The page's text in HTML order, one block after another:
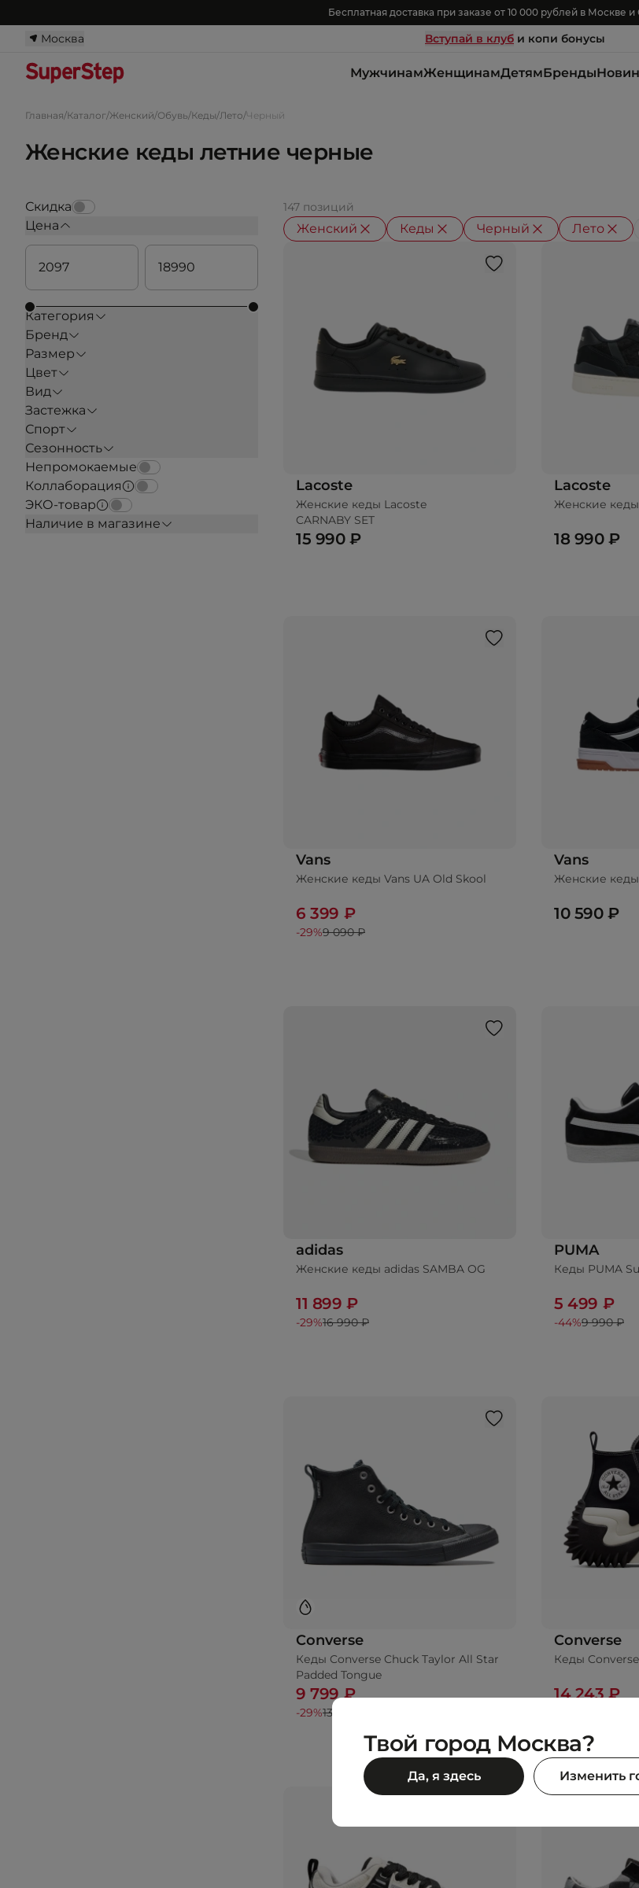
Бесплатная доставка при заказе от 10 000 рублей в Москве
Москва Вступай в клуб и копи бонусы
МужчинамЖенщинамДетямБренды
Главная/Каталог/Женский/Обувь/Кеды/Лето/Черный
Женские кеды летние черные
Скидка
Цена
Категория
Бренд
Размер
Цвет
Вид
Застежка
Спорт
Сезонность
Непромокаемые
Коллаборация
ЭКО-товар
Наличие в магазине
147 позиций
Женский
Кеды Черный Лето
Lacoste
Женские кеды Lacoste
CARNABY SET
15 990 ₽
Lacoste
Женские кеды
18 990 ₽
Vans
Женские кеды Vans UA Old Skool
6 399 ₽
-29%9 090 ₽
Vans
Женские кеды
10 590 ₽
adidas
Женские кеды adidas SAMBA OG
11 899 ₽
-29%16 990 ₽
PUMA
Кеды PUMA
5 499 ₽
-44%9 990 ₽
Converse
Кеды Converse Chuck Taylor All Star
Padded Tongue
9 799 ₽
-29%13 990 ₽
Converse
Кеды Converse
14 243 ₽
Твой город Москва?
Да, я здесь Изменить